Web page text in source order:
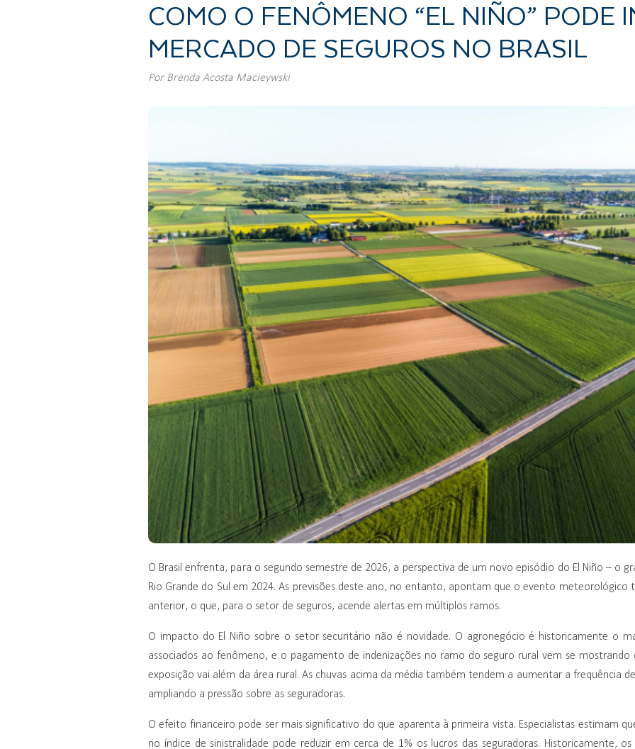
COMO O FENÔMENO “EL NIÑO” PODE
MERCADO DE SEGUROS NO BRASIL
Por Brenda Acosta Macieywski
O Brasil enfrenta, para o segundo semestre de 2026, a perspectiva de um novo episódio do El Niño – o
Rio Grande do Sul em 2024. As previsões deste ano, no entanto, apontam que o evento meteorológico
anterior, o que, para o setor de seguros, acende alertas em múltiplos ramos.
O impacto do El Niño sobre o setor securitário não é novidade. O agronegócio é historicamente o
associados ao fenômeno, e o pagamento de indenizações no ramo do seguro rural vem se mostrando
exposição vai além da área rural. As chuvas acima da média também tendem a aumentar a frequência
ampliando a pressão sobre as seguradoras.
O efeito financeiro pode ser mais significativo do que aparenta à primeira vista. Especialistas estimam
no índice de sinistralidade pode reduzir em cerca de 1% os lucros das seguradoras. Historicamente,